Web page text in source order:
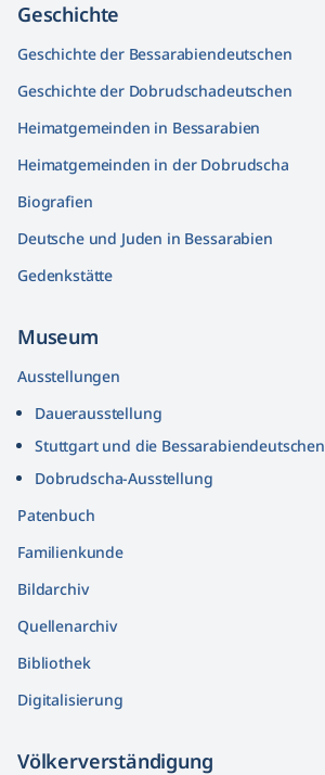
Geschichte
Geschichte der Bessarabiendeutschen
Geschichte der Dobrudschadeutschen
Heimatgemeinden in Bessarabien
Heimatgemeinden in der Dobrudscha
Biografien
Deutsche und Juden in Bessarabien
Gedenkstätte
Museum
Ausstellungen
Dauerausstellung
Stuttgart und die Bessarabiendeutschen
Dobrudscha­-Ausstellung
Patenbuch
Familienkunde
Bildarchiv
Quellenarchiv
Bibliothek
Digitalisierung
Völkerver­ständigung